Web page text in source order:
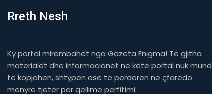
Rreth Nesh
Ky portal mirëmbahet nga Gazeta Enigma! Të gjitha
materialet dhe informacionet në këtë portal nuk mund
të kopjohen, shtypen ose të përdoren në çfarëdo
mënyre tjetër për qëllime përfitimi.